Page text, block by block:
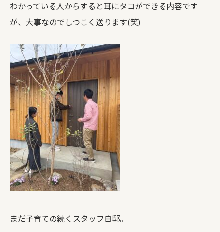
わかっている人からすると耳にタコができる内容です
が、大事なのでしつこく送ります(笑)
まだ子育ての続くスタッフ自邸。